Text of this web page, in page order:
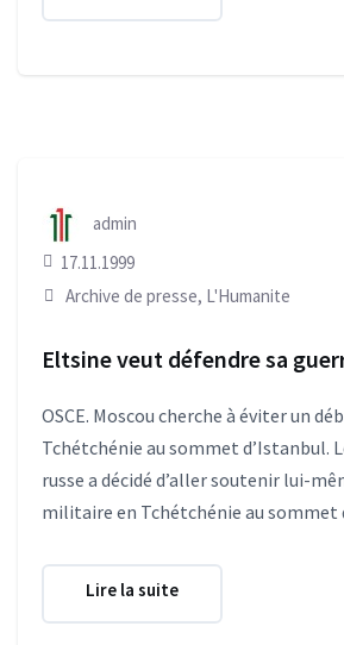
admin
17.11.1999
Archive de presse, L'Humanite
Eltsine veut défendre sa
OSCE. Moscou cherche à éviter un
Tchétchénie au sommet d’Istanbul.
russe a décidé d’aller soutenir lui-
militaire en Tchétchénie au sommet
Lire la suite